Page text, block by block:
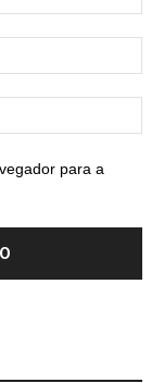
para a